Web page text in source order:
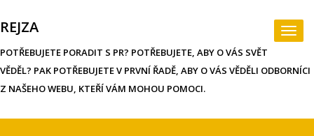
to
content
REJZA
POTŘEBUJETE PORADIT S PR? POTŘEBUJETE, ABY O VÁS SVĚT
VĚDĚL? PAK POTŘEBUJETE V PRVNÍ ŘADĚ, ABY O VÁS VĚDĚLI ODBORNÍCI
Z NAŠEHO WEBU, KTEŘÍ VÁM MOHOU POMOCI.